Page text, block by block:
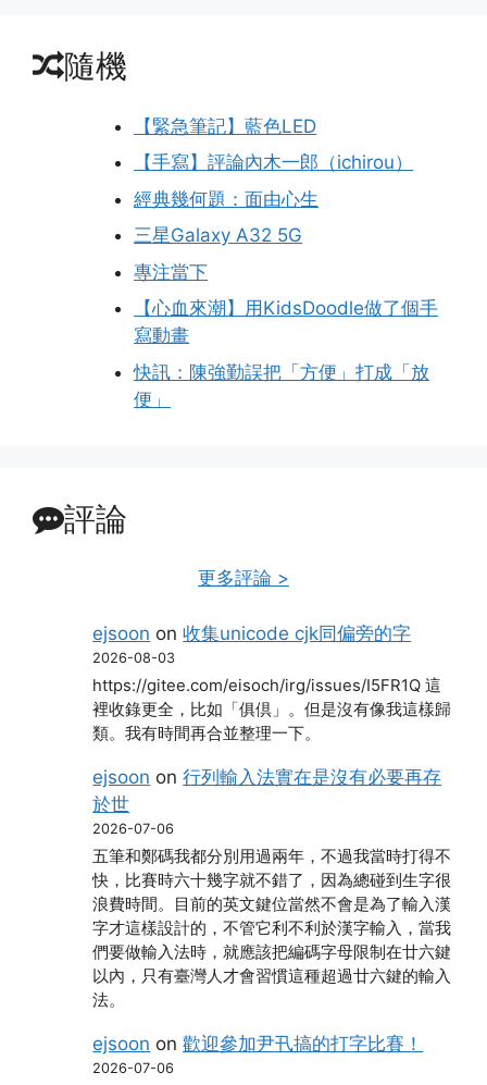
隨機
【緊急筆記】藍色LED
【手寫】評論內木一郎（ichirou）
經典幾何題：面由心生
三星Galaxy A32 5G
專注當下
【心血來潮】用KidsDoodle做了個手
寫動畫
快訊：陳強勤誤把「方便」打成「放
便」
評論
更多評論 >
ejsoon on收集unicode cjk同偏旁的字
2026-08-03
https://gitee.com/eisoch/irg/issues/I5FR1Q 這
裡收錄更全，比如「俱倶」。但是沒有像我這樣歸
類。我有時間再合並整理一下。
ejsoon on行列輸入法實在是沒有必要再存
於世
2026-07-06
五筆和鄭碼我都分別用過兩年，不過我當時打得不
快，比賽時六十幾字就不錯了，因為總碰到生字很
浪費時間。目前的英文鍵位當然不會是為了輸入漢
字才這樣設計的，不管它利不利於漢字輸入，當我
們要做輸入法時，就應該把編碼字母限制在廿六鍵
以內，只有臺灣人才會習慣這種超過廿六鍵的輸入
法。
ejsoon on歡迎參加尹卂搞的打字比賽！
2026-07-06